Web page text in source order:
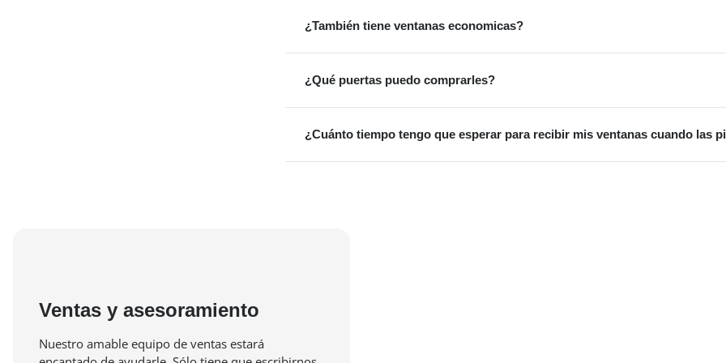
¿También tiene ventanas economicas?
¿Qué puertas puedo comprarles?
¿Cuánto tiempo tengo que esperar para recibir mis ventanas cuando las
Ventas y asesoramiento
Nuestro amable equipo de ventas estará